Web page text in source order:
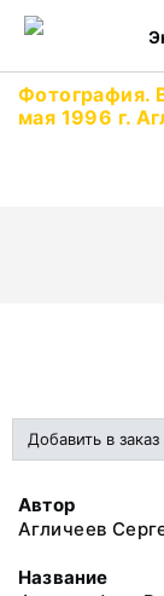
Фотография.
мая 1996 г.
Добавить в заказ
Автор
Агличеев
Название